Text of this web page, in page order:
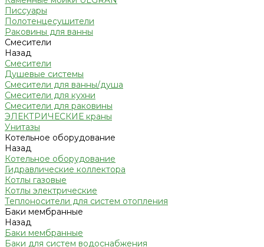
Писсуары
Полотенцесушители
Раковины для ванны
Смесители
Назад
Смесители
Душевые системы
Смесители для ванны/душа
Смесители для кухни
Смесители для раковины
ЭЛЕКТРИЧЕСКИЕ краны
Унитазы
Котельное оборудование
Назад
Котельное оборудование
Гидравлические коллектора
Котлы газовые
Котлы электрические
Теплоносители для систем отопления
Баки мембранные
Назад
Баки мембранные
Баки для систем водоснабжения